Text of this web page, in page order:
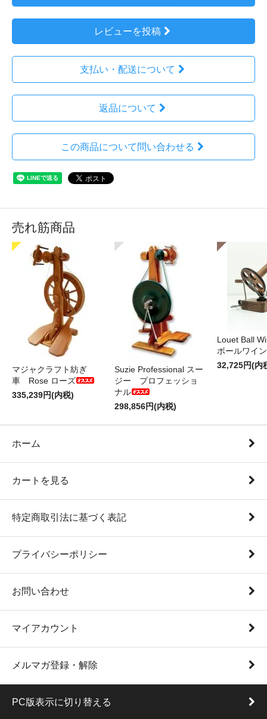
レビューを投稿
支払い・配送について
返品について
この商品について問い合わせる
売れ筋商品
マジャクラフト紡ぎ
車 Rose ローズ
335,239円(内税)
Suzie Professional スー
ジー プロフェッショ
ナル
298,856円(内税)
Louet Ball
ボールワイ
32,725円(内
ホーム
カートを見る
特定商取引法に基づく表記
プライバシーポリシー
お問い合わせ
マイアカウント
メルマガ登録・解除
PC版表示に切り替える